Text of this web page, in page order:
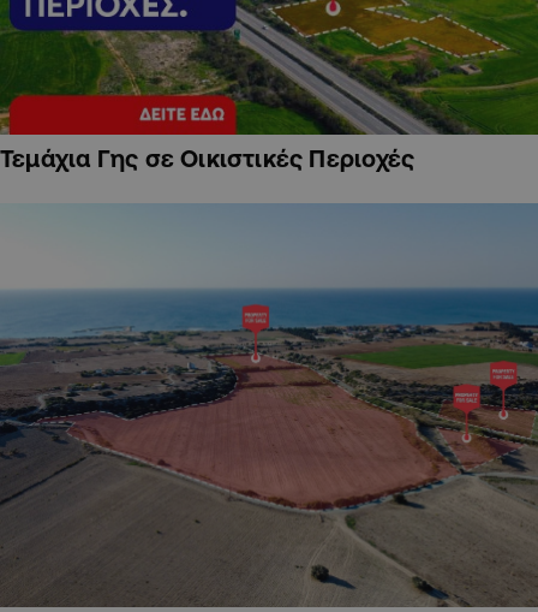
Τεμάχια Γης σε Οικιστικές Περιοχές